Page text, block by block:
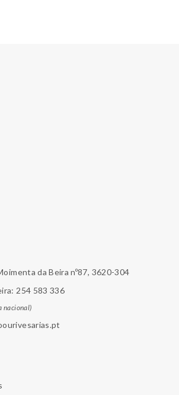
da Beira nº87, 3620-304
254 583 336
nacional)